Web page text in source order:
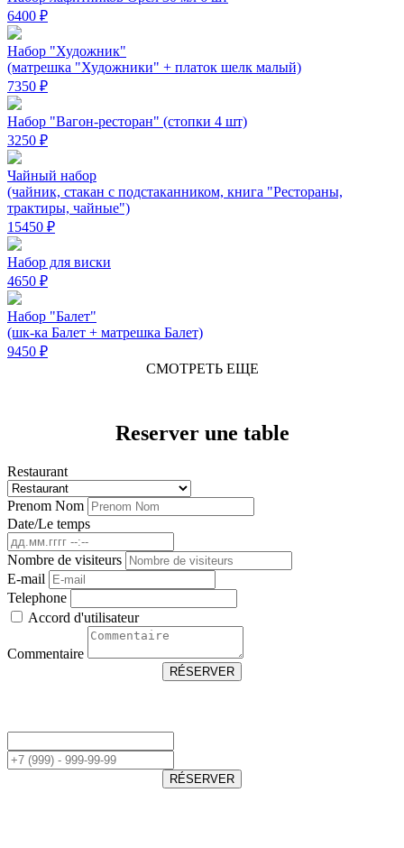
6400 ₽
Набор "Художник"
(матрешка "Художники" + платок шелк малый)
7350 ₽
Набор "Вагон-ресторан" (стопки 4 шт)
3250 ₽
Чайный набор
(чайник, стакан с подстаканником, книга "Рестораны,
трактиры, чайные")
15450 ₽
Набор для виски
4650 ₽
Набор "Балет"
(шк-ка Балет + матрешка Балет)
9450 ₽
СМОТРЕТЬ ЕЩЕ
Reserver une table
Restaurant
Prenom Nom
Date/Le temps
Nombre de visiteurs
E-mail
Telephone
Accord d'utilisateur
Commentaire
RÉSERVER
RÉSERVER